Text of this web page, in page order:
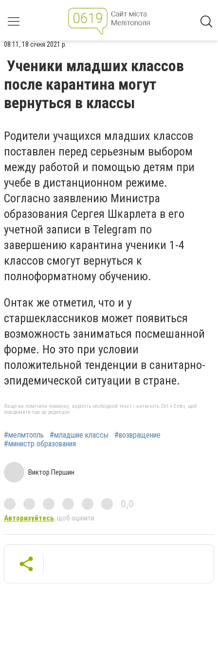
08:11, 18 січня 2021 р.
Ученики младших классов
после карантина могут
вернуться в классы
Родители учащихся младших классов
поставлен перед серьезным выбором
между работой и помощью детям при
учебе в дистанционном режиме.
Согласно заявлению Министра
образования Сергея Шкарлета в его
учетной записи в Telegram по
завершению карантина ученики 1-4
классов смогут вернуться к
полноформатному обучению.
Онтак же отметил, что и у
старшеклассников может появиться
возможность заниматься посмешанной
форме. Но это при условии
положительной тенденции в санитарно-
эпидемической ситуации в стране.
Якщо ви помітили помилку, виділіть необхідний текст і натисніть Ctrl + Enter, щоб
повідомити про це редакцію
#мелмтопль #младшие классы
#возвращение
#министр образования
Виктор Першин
0,0
Авторизуйтесь, щоб оцінити